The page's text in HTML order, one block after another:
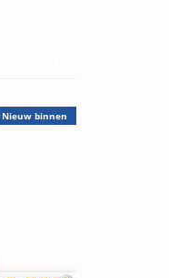
Nieuw binnen